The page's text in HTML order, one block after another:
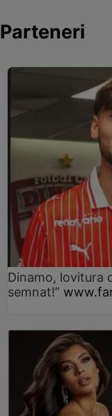
Parteneri
Dinamo, lovitura
semnat!”